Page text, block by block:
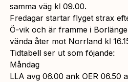
samma väg kl 09.00.
Fredagar startar flyget strax
Ö-vik och är framme i
vända åter mot Norrland kl
Tidtabell ser ut som föjande:
Måndag
LLA avg 06.00 ank OER 06.50